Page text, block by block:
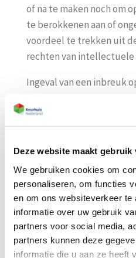
Deze website maakt gebruik
We gebruiken cookies om
personaliseren, om functies
en om ons websiteverkeer
informatie over uw gebruik
partners voor social media,
partners kunnen deze
informatie die u aan ze heeft
of na te maken noch om
te berokkenen aan of
voordeel te trekken uit
rechten van intellectuele
Ingeval van een inbreuk
leveranciers, behoudt
de hierdoor door haar
verhalen.
VBO is niet aansprakelijk
website, noch van
met de website van VBO
bijvoorbeeld door